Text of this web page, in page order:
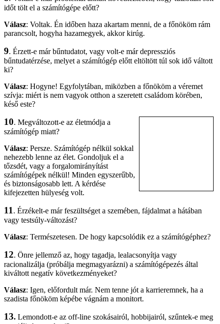
időt tölt el a számítógépe előtt?
Válasz: Voltak. Én időben haza akartam menni, de a főnököm rám
parancsolt, hogyha hazamegyek, akkor kirúg.
9. Érzett-e már bűntudatot, vagy volt-e már depressziós
bűntudatérzése, melyet a számítógép előtt eltöltött túl sok idő váltott
ki?
Válasz: Hogyne! Egyfolytában, miközben a főnököm a véremet
szívja: miért is nem vagyok otthon a szeretett családom körében,
késő este?
10. Megváltozott-e az életmódja a
számítógép miatt?
Válasz: Persze. Számítógép nélkül sokkal
nehezebb lenne az élet. Gondoljuk el a
tőzsdét, vagy a forgalomirányítást
számítógépek nélkül! Minden egyszerűbb,
és biztonságosabb lett. A kérdése
kifejezetten hülyeség volt.
11. Érzékelt-e már feszültséget a szemében, fájdalmat a hátában
vagy testsúly-változást?
Válasz: Természetesen. De hogy kapcsolódik ez a számítógéphez?
12. Önre jellemző az, hogy tagadja, lealacsonyítja vagy
racionalizálja (próbálja megmagyarázni) a számítógépezés által
kiváltott negatív következményeket?
Válasz: Igen, előfordult már. Nem tenne jót a karrieremnek, ha a
szadista főnököm képébe vágnám a monitort.
13. Lemondott-e az off-line szokásairól, hobbijairól, szűntek-e meg